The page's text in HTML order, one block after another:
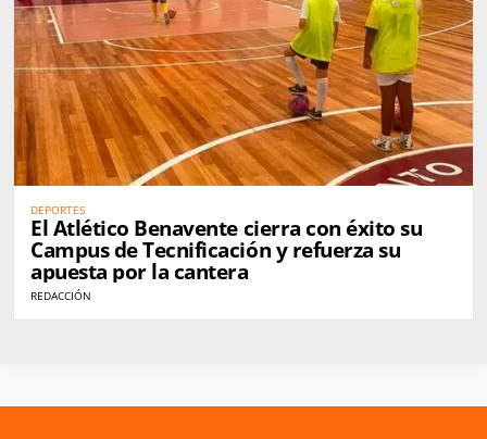
DEPORTES
El Atlético Benavente cierra con éxito su
Campus de Tecnificación y refuerza su
apuesta por la cantera
REDACCIÓN